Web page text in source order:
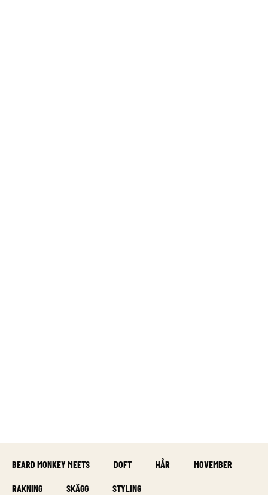
BEARD MONKEY MEETS DOFT HÅR MOVEMBER
RAKNING SKÄGG STYLING